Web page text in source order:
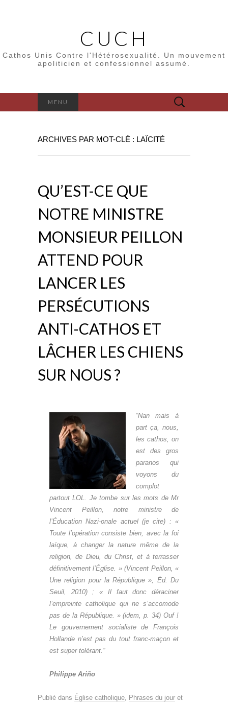
CUCH
Cathos Unis Contre l'Hétérosexualité. Un mouvement
apoliticien et confessionnel assumé.
MENU Rechercher :
ARCHIVES PAR MOT-CLÉ : LAÏCITÉ
QU’EST-CE QUE
NOTRE MINISTRE
MONSIEUR PEILLON
ATTEND POUR
LANCER LES
PERSÉCUTIONS
ANTI-CATHOS ET
LÂCHER LES CHIENS
SUR NOUS ?
“Nan mais à
part ça, nous,
les cathos, on
est des gros
paranos qui
voyons du
complot
partout LOL. Je tombe sur les mots de Mr
Vincent Peillon, notre ministre de
l’Éducation Nazi-onale actuel (je cite) : «
Toute l’opération consiste bien, avec la foi
laïque, à changer la nature même de la
religion, de Dieu, du Christ, et à terrasser
définitivement l’Église. » (Vincent Peillon, «
Une religion pour la République », Éd. Du
Seuil, 2010) ; « Il faut donc déraciner
l’empreinte catholique qui ne s’accomode
pas de la République. » (idem, p. 34) Ouf !
Le gouvernement socialiste de François
Hollande n’est pas du tout franc-maçon et
est super tolérant.”
Philippe Ariño
Publié dans Église catholique, Phrases du jour et